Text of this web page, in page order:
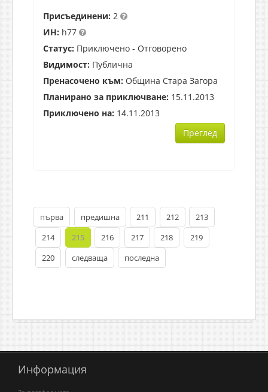
Присъединени: 2
ИН: h77
Статус: Приключено - Отговорено
Видимост: Публична
Пренасочено към: Община Стара Загора
Планирано за приключване: 15.11.2013
Приключено на: 14.11.2013
Преглед
първа предишна 211 212
213
214
215 216 217 218
219
220
следваща последна
Информация